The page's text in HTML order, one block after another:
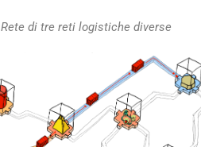
Rete di tre reti logistiche diverse